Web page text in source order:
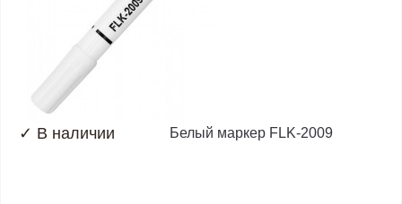
✓ В наличии Белый маркер FLK-2009